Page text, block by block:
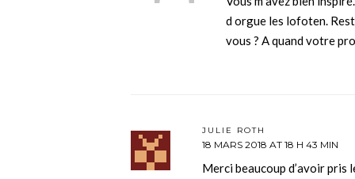
d orgue les lofoten.
vous ? A quand votre
JULIE ROTH
18 MARS 2018 AT 18 H 43 MIN
Merci beaucoup d’avoir pris